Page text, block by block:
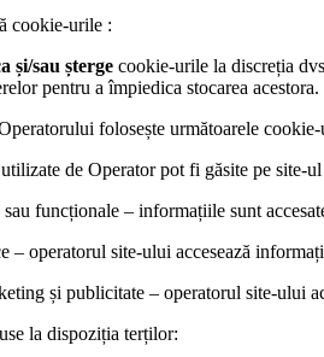
cookie-urile :
și/sau șterge cookie-urile la discreția
pentru a împiedica stocarea acestora.
folosește următoarele
de Operator pot fi găsite pe site-ul
funcționale – informațiile sunt
– operatorul site-ului accesează
și publicitate – operatorul site-ului
la dispoziția terților: